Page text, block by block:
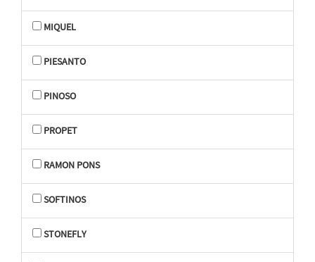
MIQUEL
PIESANTO
PINOSO
PROPET
RAMON PONS
SOFTINOS
STONEFLY